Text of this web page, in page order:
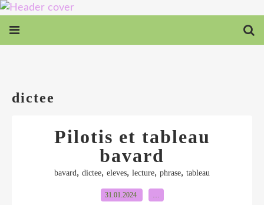
dictee
Pilotis et tableau
bavard
bavard, dictee, eleves, lecture, phrase, tableau
31.01.2024 …